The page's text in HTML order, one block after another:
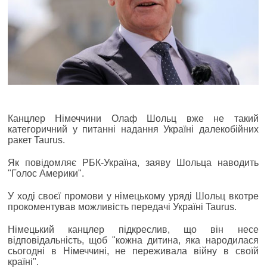
Канцлер Німеччини Олаф Шольц вже не такий
категоричний у питанні надання Україні далекобійних
ракет Taurus.
Як повідомляє РБК-Україна, заяву Шольца наводить
"Голос Америки".
У ході своєї промови у німецькому уряді Шольц вкотре
прокоментував можливість передачі Україні Taurus.
Німецький канцлер підкреслив, що він несе
відповідальність, щоб "кожна дитина, яка народилася
сьогодні в Німеччині, не переживала війну в своїй
країні".